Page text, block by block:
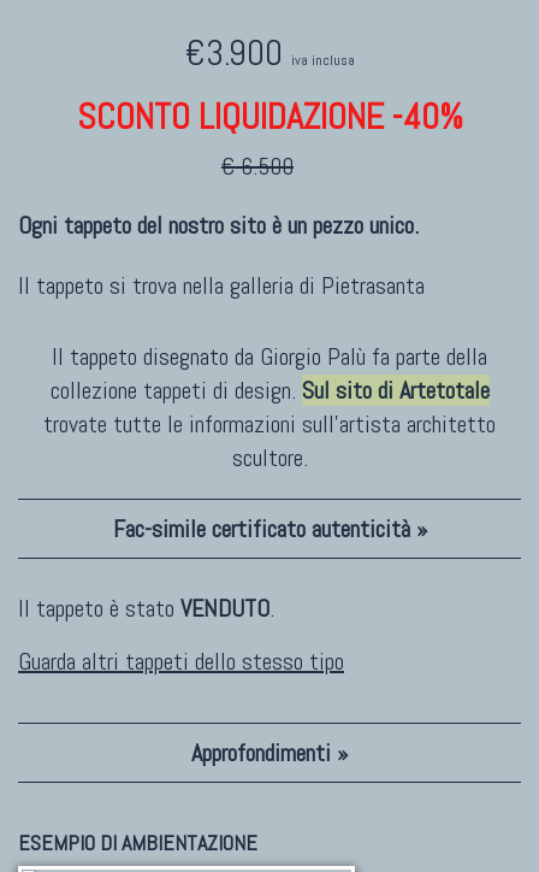
€3.900 iva inclusa
SCONTO LIQUIDAZIONE -40%
€ 6.500
Ogni tappeto del nostro sito è un pezzo unico.
Il tappeto si trova nella galleria di Pietrasanta
Il tappeto disegnato da Giorgio Palù fa parte della
collezione tappeti di design. Sul sito di Artetotale
trovate tutte le informazioni sull'artista architetto
scultore.
Fac-simile certificato autenticità »
Il tappeto è stato VENDUTO.
Guarda altri tappeti dello stesso tipo
Approfondimenti »
ESEMPIO DI AMBIENTAZIONE